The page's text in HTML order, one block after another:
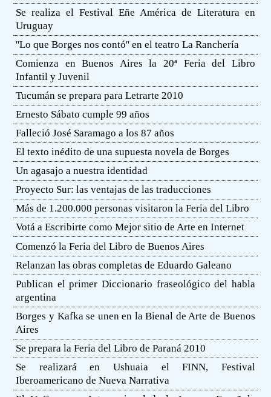
Se realiza el Festival Eñe América de Literatura en
Uruguay
''Lo que Borges nos contó'' en el teatro La Ranchería
Comienza en Buenos Aires la 20ª Feria del Libro
Infantil y Juvenil
Tucumán se prepara para Letrarte 2010
Ernesto Sábato cumple 99 años
Falleció José Saramago a los 87 años
El texto inédito de una supuesta novela de Borges
Un agasajo a nuestra identidad
Proyecto Sur: las ventajas de las traducciones
Más de 1.200.000 personas visitaron la Feria del Libro
Votá a Escribirte como Mejor sitio de Arte en Internet
Comenzó la Feria del Libro de Buenos Aires
Relanzan las obras completas de Eduardo Galeano
Publican el primer Diccionario fraseológico del habla
argentina
Borges y Kafka se unen en la Bienal de Arte de Buenos
Aires
Se prepara la Feria del Libro de Paraná 2010
Se realizará en Ushuaia el FINN, Festival
Iberoamericano de Nueva Narrativa